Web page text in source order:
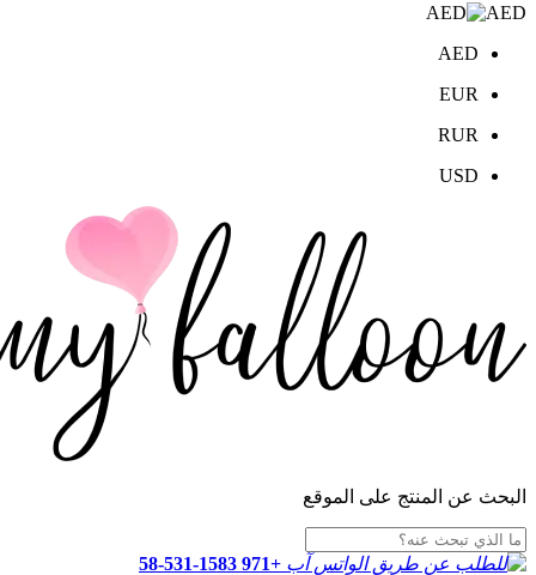
AED
AED
EUR
RUR
USD
البحث عن المنتج على الموقع
+971 58-531-1583